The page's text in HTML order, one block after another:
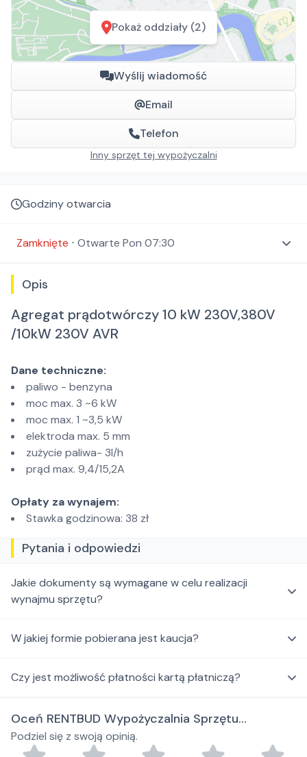
Pokaż oddziały (2)
Wyślij wiadomość
Email
Telefon
Inny sprzęt tej wypożyczalni
Godziny otwarcia
Zamknięte ⋅ Otwarte Pon 07:30
Opis
Agregat prądotwórczy 10 kW 230V,380V
/10kW 230V AVR
Dane techniczne:
paliwo - benzyna
moc max. 3 ~6 kW
moc max. 1 ~3,5 kW
elektroda max. 5 mm
zużycie paliwa- 3l/h
prąd max. 9,4/15,2A
Opłaty za wynajem:
Stawka godzinowa: 38 zł
Pytania i odpowiedzi
Jakie dokumenty są wymagane w celu realizacji
wynajmu sprzętu?
W jakiej formie pobierana jest kaucja?
Czy jest możliwość płatności kartą płatniczą?
Oceń RENTBUD Wypożyczalnia Sprzętu
Budowlanego ,Ogrodniczego i Elektronarzędzi
Podziel się z swoją opinią.